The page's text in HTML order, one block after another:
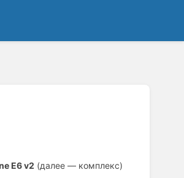
Е6 v2 (далее — комплекс)